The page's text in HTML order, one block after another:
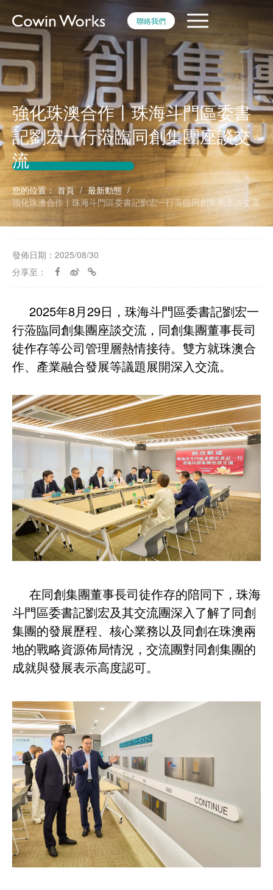
聯絡我們
強化珠澳合作丨珠海斗門區委書
記劉宏一行蒞臨同創集團座談交
流
您的位置： 首頁 / 最新動態 /
強化珠澳合作丨珠海斗門區委書記劉宏一行蒞臨同創集團座談交流
發佈日期：2025/08/30
分享至：
2025年8月29日，珠海斗門區委書記劉宏一
行蒞臨同創集團座談交流，同創集團董事長司
徒作存等公司管理層熱情接待。雙方就珠澳合
作、產業融合發展等議題展開深入交流。
在同創集團董事長司徒作存的陪同下，珠海
斗門區委書記劉宏及其交流團深入了解了同創
集團的發展歷程、核心業務以及同創在珠澳兩
地的戰略資源佈局情況，交流團對同創集團的
成就與發展表示高度認可。